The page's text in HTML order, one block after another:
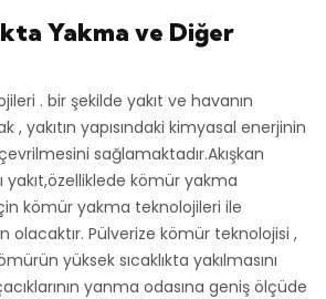
Yakma ve Diğer
. bir şekilde yakıt ve havanın
, yakıtın yapısındaki kimyasal enerjinin
sağlamaktadır.Akışkan
yakıt,özelliklede kömür yakma
kömür yakma teknolojileri ile
olacaktır. Pülverize kömür teknolojisi ,
yüksek sıcaklıkta yakılmasını
yanma odasına geniş ölçüde